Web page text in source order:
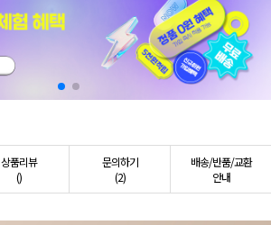
상품리뷰
()
문의하기
(2)
배송/반품/교환
안내